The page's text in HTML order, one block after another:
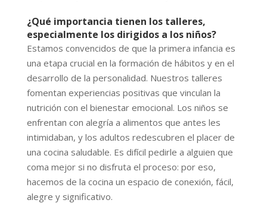
¿Qué importancia tienen los talleres,
especialmente los dirigidos a los niños?
Estamos convencidos de que la primera infancia es
una etapa crucial en la formación de hábitos y en el
desarrollo de la personalidad. Nuestros talleres
fomentan experiencias positivas que vinculan la
nutrición con el bienestar emocional. Los niños se
enfrentan con alegría a alimentos que antes les
intimidaban, y los adultos redescubren el placer de
una cocina saludable. Es difícil pedirle a alguien que
coma mejor si no disfruta el proceso: por eso,
hacemos de la cocina un espacio de conexión, fácil,
alegre y significativo.